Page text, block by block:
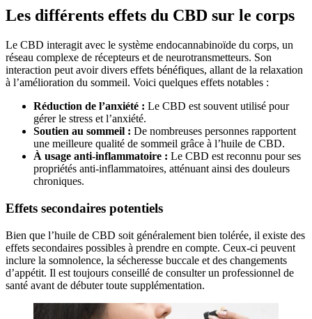
Les différents effets du CBD sur le corps
Le CBD interagit avec le système endocannabinoïde du corps, un
réseau complexe de récepteurs et de neurotransmetteurs. Son
interaction peut avoir divers effets bénéfiques, allant de la relaxation
à l’amélioration du sommeil. Voici quelques effets notables :
Réduction de l’anxiété : Le CBD est souvent utilisé pour
gérer le stress et l’anxiété.
Soutien au sommeil : De nombreuses personnes rapportent
une meilleure qualité de sommeil grâce à l’huile de CBD.
À usage anti-inflammatoire : Le CBD est reconnu pour ses
propriétés anti-inflammatoires, atténuant ainsi des douleurs
chroniques.
Effets secondaires potentiels
Bien que l’huile de CBD soit généralement bien tolérée, il existe des
effets secondaires possibles à prendre en compte. Ceux-ci peuvent
inclure la somnolence, la sécheresse buccale et des changements
d’appétit. Il est toujours conseillé de consulter un professionnel de
santé avant de débuter toute supplémentation.